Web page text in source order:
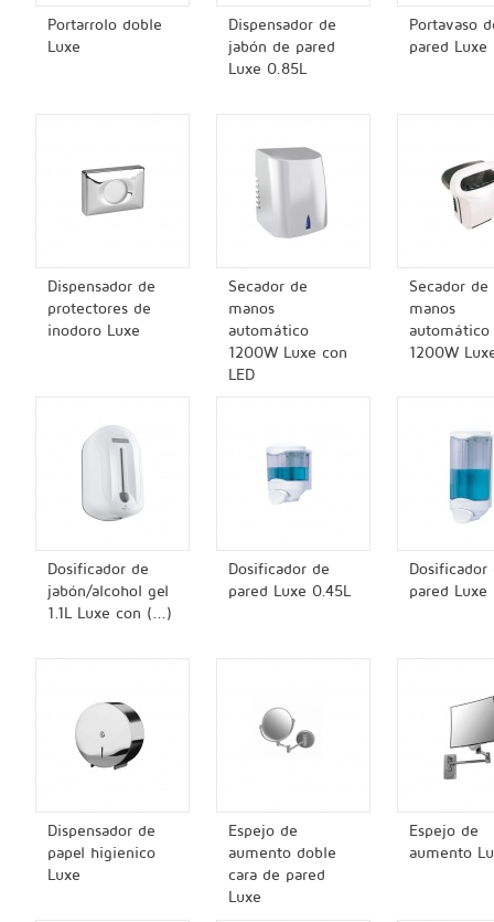
Portarrolo doble
Luxe
Dispensador de
jabón de pared
Luxe 0.85L
Portavaso
pared Luxe
Dispensador de
protectores de
inodoro Luxe
Secador de
manos
automático
1200W Luxe con
LED
Secador de
manos
automático
1200W
Dosificador de
jabón/alcohol gel
1.1L Luxe con (...)
Dosificador de
pared Luxe 0.45L
Dosificador
pared Luxe
Dispensador de
papel higienico
Luxe
Espejo de
aumento doble
cara de pared
Luxe
Espejo de
aumento